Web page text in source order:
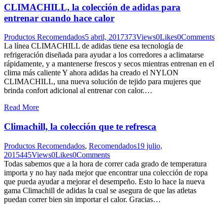
CLIMACHILL, la colección de adidas para
entrenar cuando hace calor
Productos Recomendados5 abril, 2017373Views0Likes0Comments
La línea CLIMACHILL de adidas tiene esa tecnología de
refrigeración diseñada para ayudar a los corredores a aclimatarse
rápidamente, y a mantenerse frescos y secos mientras entrenan en el
clima más caliente Y ahora adidas ha creado el NYLON
CLIMACHILL, una nueva solución de tejido para mujeres que
brinda confort adicional al entrenar con calor.…
Read More
Climachill, la colección que te refresca
Productos Recomendados, Recomendados19 julio,
2015445Views0Likes0Comments
Todas sabemos que a la hora de correr cada grado de temperatura
importa y no hay nada mejor que encontrar una colección de ropa
que pueda ayudar a mejorar el desempeño. Esto lo hace la nueva
gama Climachill de adidas la cual se asegura de que las atletas
puedan correr bien sin importar el calor. Gracias…